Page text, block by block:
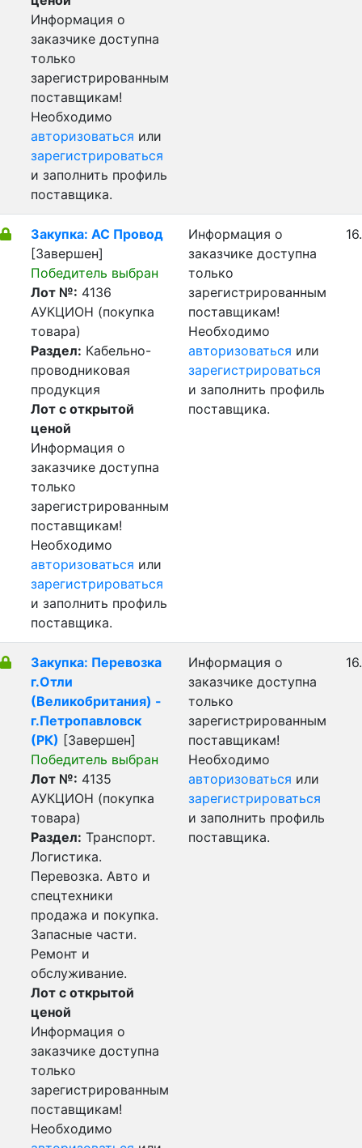
Информация о
заказчике доступна
только
зарегистрированным
поставщикам!
Необходимо
авторизоваться или
зарегистрироваться
и заполнить профиль
поставщика.
Закупка: АС Провод
[Завершен]
Победитель выбран
Лот №: 4136
АУКЦИОН (покупка
товара)
Раздел: Кабельно-
проводниковая
продукция
Лот с открытой
ценой
Информация о
заказчике доступна
только
зарегистрированным
поставщикам!
Необходимо
авторизоваться или
зарегистрироваться
и заполнить профиль
поставщика.
Информация о
заказчике доступна
только
зарегистрированным
поставщикам!
Необходимо
авторизоваться или
зарегистрироваться
и заполнить профиль
поставщика.
Закупка: Перевозка
г.Отли
(Великобритания) -
г.Петропавловск
(РК) [Завершен]
Победитель выбран
Лот №: 4135
АУКЦИОН (покупка
товара)
Раздел: Транспорт.
Логистика.
Перевозка. Авто и
спецтехники
продажа и покупка.
Запасные части.
Ремонт и
обслуживание.
Лот с открытой
ценой
Информация о
заказчике доступна
только
зарегистрированным
поставщикам!
Необходимо
Информация о
заказчике доступна
только
зарегистрированным
поставщикам!
Необходимо
авторизоваться или
зарегистрироваться
и заполнить профиль
поставщика.